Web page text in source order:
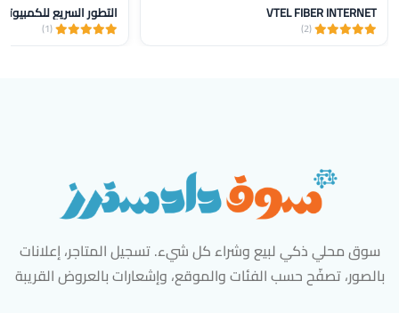
VTEL FIBER INTERNET
(2)
التطور السريع للكمبيوتر
(1)
سوق محلي ذكي لبيع وشراء كل شيء. تسجيل المتاجر، إعلانات
بالصور، تصفّح حسب الفئات والموقع، وإشعارات بالعروض القريبة